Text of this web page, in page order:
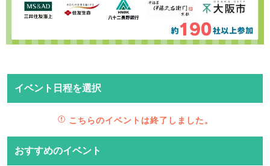
イベント日程を選択
こちらのイベントは終了しました。
おすすめのイベント